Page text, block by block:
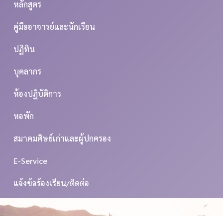
หลักสูตร
คู่มืออาจารย์และนักเรียน
ปฏิทิน
บุคลากร
ห้องปฏิบัติการ
หอพัก
สมาคมศิษย์เก่าและผู้ปกครอง
E-Service
แจ้งข้อร้องเรียน/ติดต่อ